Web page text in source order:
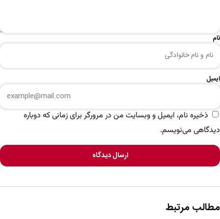
نام
ایمیل
ذخیره نام، ایمیل و وبسایت من در مرورگر برای زمانی که دوباره
دیدگاهی می‌نویسم.
ارسال دیدگاه
مطالب مرتبط